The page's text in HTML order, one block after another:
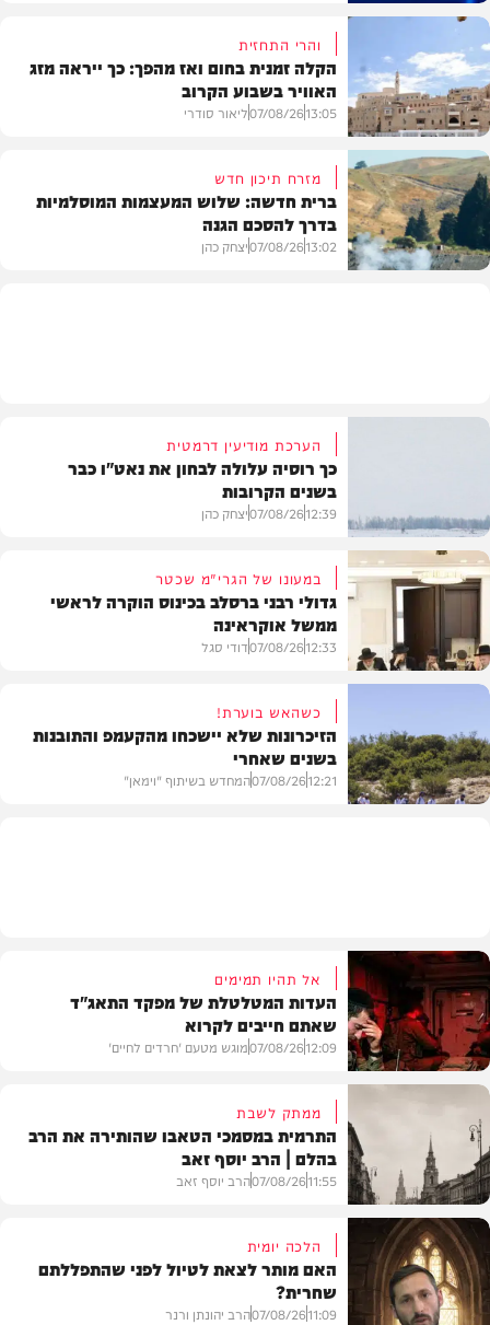
פוליטי
מזג האוויר
והרי התחזית
הקלה זמנית בחום ואז מהפך: כך ייראה מזג
האוויר בשבוע הקרוב
13:05
07/08/26ליאור סודרי
מזרח תיכון חדש
ברית חדשה: שלוש המעצמות המוסלמיות
בדרך להסכם הגנה
13:02
07/08/26יצחק כהן
הערכת מודיעין דרמטית
כך רוסיה עלולה לבחון את נאט"ו כבר
בשנים הקרובות
12:39
07/08/26יצחק כהן
חרדים
במעונו של הגרי"מ שכטר
גדולי רבני ברסלב בכינוס הוקרה לראשי
ממשל אוקראינה
12:33
07/08/26דודי סגל
כשהאש בוערת!
הזיכרונות שלא יישכחו מהקעמפ והתובנות
בשנים שאחרי
12:21
07/08/26המחדש בשיתוף "וימאן"
דעות
אל תהיו תמימים
העדות המטלטלת של מפקד התאג"ד
שאתם חייבים לקרוא
12:09
07/08/26מוגש מטעם 'חרדים לחיים'
בית המדרש
ממתק לשבת
התרמית במסמכי הטאבו שהותירה את הרב
בהלם | הרב יוסף זאב
11:55
07/08/26הרב יוסף זאב
הלכה יומית
האם מותר לצאת לטיול לפני שהתפללתם
שחרית?
11:09
07/08/26הרב יהונתן ורנר